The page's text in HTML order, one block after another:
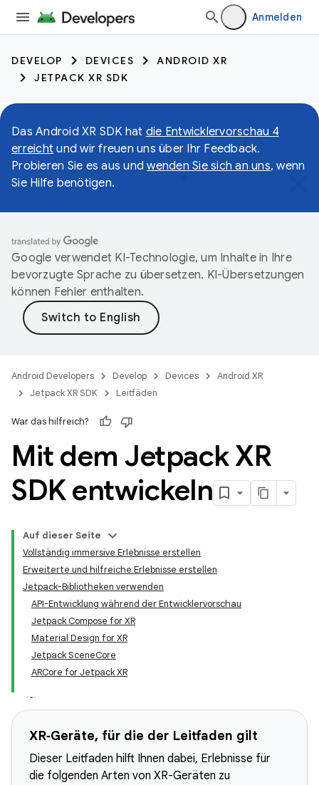
Anmelden
DEVELOP DEVICES
ANDROID XR
JETPACK XR SDK
Das Android XR SDK hat die Entwicklervorschau 4
erreicht und wir freuen uns über Ihr Feedback.
Probieren Sie es aus undwenden Sie sich an uns, wenn
Sie Hilfe benötigen.
Google verwendet KI-Technologie, um Inhalte in Ihre
bevorzugte Sprache zu übersetzen. KI-Übersetzungen
können Fehler enthalten.
Android Developers Develop Devices
Android XR
Jetpack XR SDK
Leitfäden
War das hilfreich?
Mit dem Jetpack XR
SDK entwickeln
Auf dieser Seite
Vollständig immersive Erlebnisse erstellen
Erweiterte und hilfreiche Erlebnisse erstellen
Jetpack-Bibliotheken verwenden
API-Entwicklung während der Entwicklervorschau
Jetpack Compose for XR
Material Design for XR
Jetpack SceneCore
ARCore for Jetpack XR
XR‑Geräte, für die der Leitfaden gilt
Dieser Leitfaden hilft Ihnen dabei, Erlebnisse für
die folgenden Arten von XR-Geräten zu